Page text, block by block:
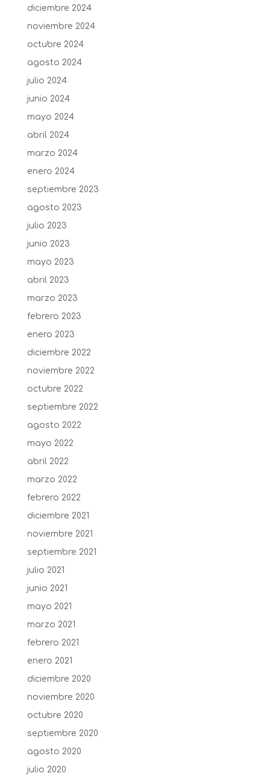
diciembre 2024
noviembre 2024
octubre 2024
agosto 2024
julio 2024
junio 2024
mayo 2024
abril 2024
marzo 2024
enero 2024
septiembre 2023
agosto 2023
julio 2023
junio 2023
mayo 2023
abril 2023
marzo 2023
febrero 2023
enero 2023
diciembre 2022
noviembre 2022
octubre 2022
septiembre 2022
agosto 2022
mayo 2022
abril 2022
marzo 2022
febrero 2022
diciembre 2021
noviembre 2021
septiembre 2021
julio 2021
junio 2021
mayo 2021
marzo 2021
febrero 2021
enero 2021
diciembre 2020
noviembre 2020
octubre 2020
septiembre 2020
agosto 2020
julio 2020